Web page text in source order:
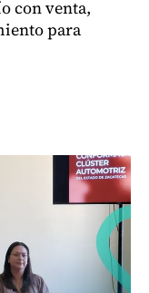
con venta,
para